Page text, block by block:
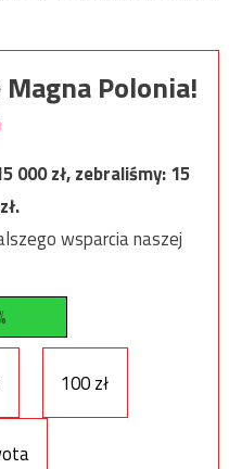
Polonia!
000zł, zebraliśmy:15
zł.
wsparcia naszej
100 zł